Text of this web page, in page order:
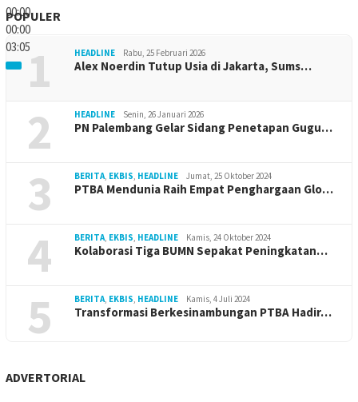
00:00
00:00
03:05
POPULER
1 HEADLINE Rabu, 25 Februari 2026
Alex Noerdin Tutup Usia di Jakarta, Sums…
2 HEADLINE Senin, 26 Januari 2026
PN Palembang Gelar Sidang Penetapan Gugu…
3 BERITA, EKBIS, HEADLINE Jumat, 25 Oktober 2024
PTBA Mendunia Raih Empat Penghargaan Glo…
4 BERITA, EKBIS, HEADLINE Kamis, 24 Oktober 2024
Kolaborasi Tiga BUMN Sepakat Peningkatan…
5 BERITA, EKBIS, HEADLINE Kamis, 4 Juli 2024
Transformasi Berkesinambungan PTBA Hadir…
ADVERTORIAL